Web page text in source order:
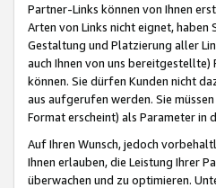
Partner-Links können von Ihnen
Arten von Links nicht eignet,
Gestaltung und Platzierung aller
auch Ihnen von uns
können. Sie dürfen Kunden nicht
aus aufgerufen werden. Sie
Format erscheint) als Parameter in
Auf Ihren Wunsch, jedoch
Ihnen erlauben, die Leistung Ihrer
überwachen und zu optimieren.